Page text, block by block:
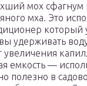
мох сфагнум
мха. Это
который
удерживать
увеличения
емкость —
полезно в